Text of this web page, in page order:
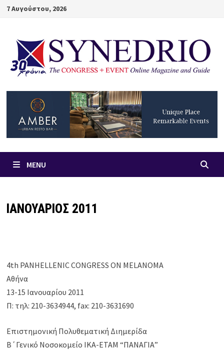
Skip7 Αυγούστου, 2026
MENU
ΙΑΝΟΥΑΡΙΟΣ 2011
4th PANHELLENIC CONGRESS ON MELANOMA
Αθήνα
13-15 Ιανουαρίου 2011
Π: τηλ: 210-3634944, fax: 210-3631690
Επιστημονική Πολυθεματική Διημερίδα
Β΄Γενικό Νοσοκομείο ΙΚΑ-ΕΤΑΜ “ΠΑΝΑΓΙΑ”